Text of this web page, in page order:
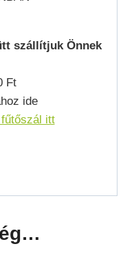
szállítjuk Önnek
Ft
ide
itt